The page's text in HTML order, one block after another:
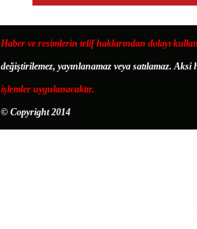
Haber ve resimlerin telif haklarından dolayı
değiştirilemez, yayınlanamaz veya satılamaz. Aksi
işlemler uygulanacaktır.
© Copyright 2014